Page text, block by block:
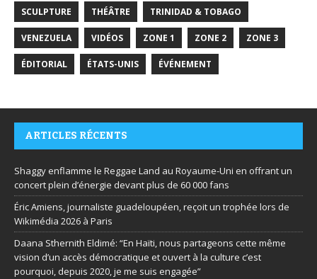
SCULPTURE THÉÂTRE TRINIDAD & TOBAGO
VENEZUELA VIDÉOS ZONE 1 ZONE 2 ZONE 3
ÉDITORIAL ÉTATS-UNIS ÉVÉNEMENT
ARTICLES RÉCENTS
Shaggy enflamme le Reggae Land au Royaume-Uni en offrant un
concert plein d’énergie devant plus de 60 000 fans
Éric Amiens, journaliste guadeloupéen, reçoit un trophée lors de
Wikimédia 2026 à Paris
Daana Sthernith Eldimé: “En Haïti, nous partageons cette même
vision d’un accès démocratique et ouvert à la culture c’est
pourquoi, depuis 2020, je me suis engagée”